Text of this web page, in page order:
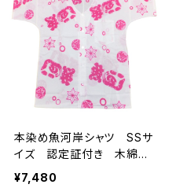
本染め魚河岸シャツ SSサ
イズ 認定証付き 木綿
晒 涼麻柄 白×ピンク
¥7,480